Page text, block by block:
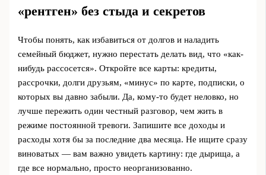
«рентген» без стыда и секретов
Чтобы понять, как избавиться от долгов и наладить
семейный бюджет, нужно перестать делать вид, что «как-
нибудь рассосется». Откройте все карты: кредиты,
рассрочки, долги друзьям, «минус» по карте, подписки, о
которых вы давно забыли. Да, кому-то будет неловко, но
лучше пережить один честный разговор, чем жить в
режиме постоянной тревоги. Запишите все доходы и
расходы хотя бы за последние два месяца. Не ищите сразу
виноватых — вам важно увидеть картину: где дырища, а
где все нормально, просто неорганизованно.